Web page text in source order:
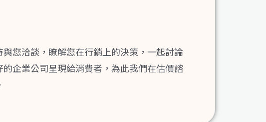
您洽談，瞭解您在行銷上的決策，一起討論
企業公司呈現給消費者，為此我們在估價諮